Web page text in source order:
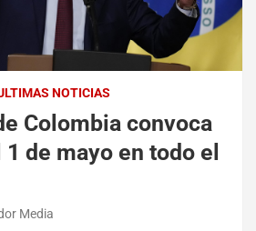
NOTICIAS
Colombia convoca
de mayo en todo el
Media